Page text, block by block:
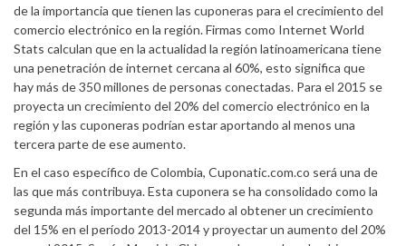
de la importancia que tienen las cuponeras para el crecimiento del
comercio electrónico en la región. Firmas como Internet World
Stats calculan que en la actualidad la región latinoamericana tiene
una penetración de internet cercana al 60%, esto significa que
hay más de 350 millones de personas conectadas. Para el 2015 se
proyecta un crecimiento del 20% del comercio electrónico en la
región y las cuponeras podrían estar aportando al menos una
tercera parte de ese aumento.
En el caso específico de Colombia, Cuponatic.com.co será una de
las que más contribuya. Esta cuponera se ha consolidado como la
segunda más importante del mercado al obtener un crecimiento
del 15% en el período 2013-2014 y proyectar un aumento del 20%